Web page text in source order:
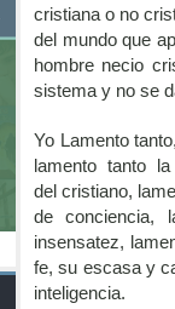
cristiana o no
del mundo que
hombre necio
sistema y no se
Yo Lamento
lamento tanto
del cristiano,
de conciencia,
insensatez,
fe, su escasa y
inteligencia.